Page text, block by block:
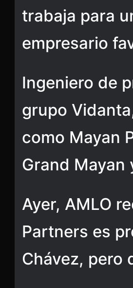
trabaja para
empresario
Ingeniero de
grupo
como Mayan
Grand Mayan
Ayer, AMLO
Partners es
Chávez, pero